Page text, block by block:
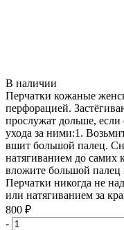
В наличии
Перчатки кожаные
перфорацией.
прослужат дольше, если
ухода за ними:1.
вшит большой палец.
натягиванием до самих
вложите большой палец
Перчатки никогда не
или натягиванием за
800 ₽
-